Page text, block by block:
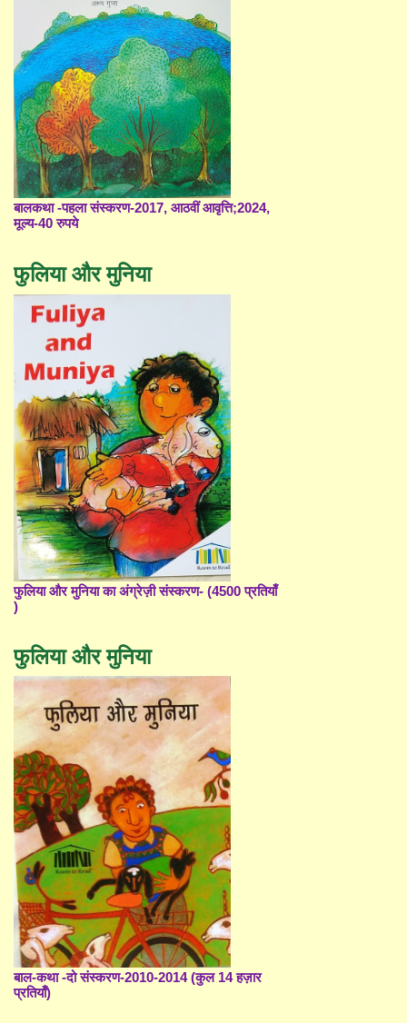
बालकथा -पहला संस्करण-2017, आठवीं आवृत्ति;2024,
मूल्य-40 रुपये
फुलिया और मुनिया
फुलिया और मुनिया का अंग्रेज़ी संस्करण- (4500 प्रतियाँ
)
फुलिया और मुनिया
बाल-कथा -दो संस्करण-2010-2014 (कुल 14 हज़ार
प्रतियाँ)